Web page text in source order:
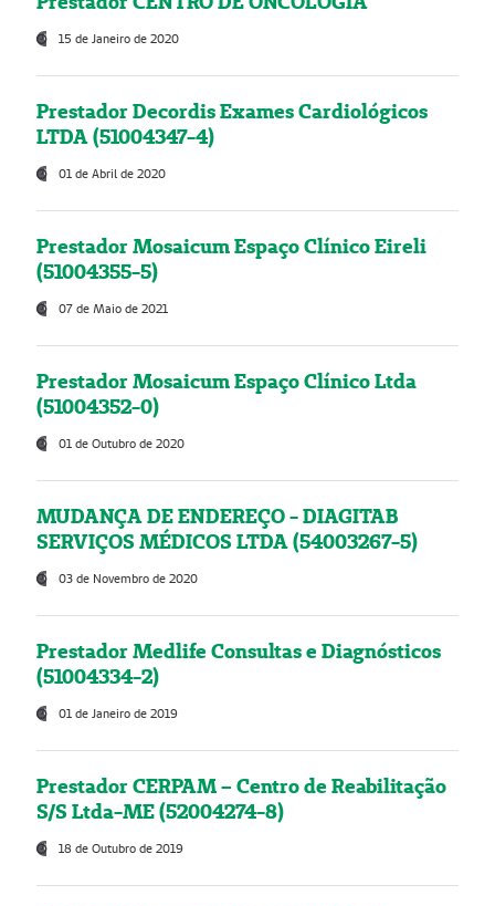
15 de Janeiro de 2020
Prestador Decordis Exames Cardiológicos
LTDA (51004347-4)
01 de Abril de 2020
Prestador Mosaicum Espaço Clínico Eireli
(51004355-5)
07 de Maio de 2021
Prestador Mosaicum Espaço Clínico Ltda
(51004352-0)
01 de Outubro de 2020
MUDANÇA DE ENDEREÇO - DIAGITAB
SERVIÇOS MÉDICOS LTDA (54003267-5)
03 de Novembro de 2020
Prestador Medlife Consultas e Diagnósticos
(51004334-2)
01 de Janeiro de 2019
Prestador CERPAM – Centro de Reabilitação
S/S Ltda-ME (52004274-8)
18 de Outubro de 2019